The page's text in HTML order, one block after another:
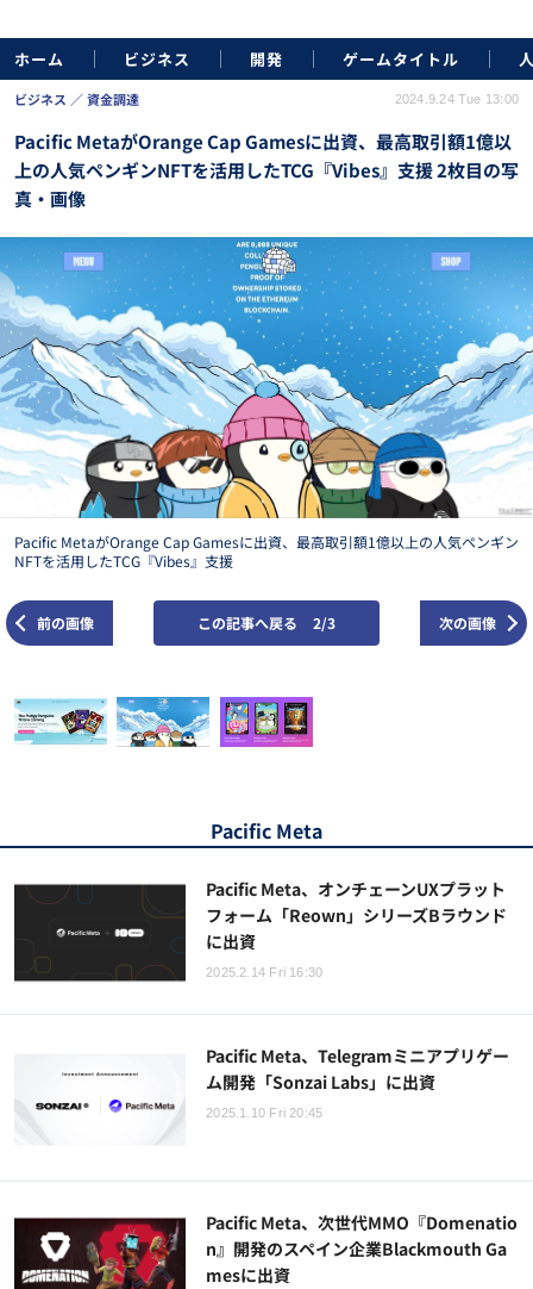
ホーム ビジネス 開発 ゲームタイトル
Pacific MetaがOrange Cap Gamesに出資、最高取引額1億以
上の人気ペンギンNFTを活用したTCG『Vibes』支援 2枚目の写
真・画像
ビジネス 資金調達 2024.9.24 Tue 13:00
Pacific MetaがOrange Cap Gamesに出資、最高取引額1億以上の人気ペンギン
NFTを活用したTCG『Vibes』支援
前の画像 次の画像
この記事へ戻る 2/3
Pacific Meta
Pacific Meta、オンチェーンUXプラット
フォーム「Reown」シリーズBラウンド
に出資
2025.2.14 Fri 16:30
Pacific Meta、Telegramミニアプリゲー
ム開発「Sonzai Labs」に出資
2025.1.10 Fri 20:45
Pacific Meta、次世代MMO『Domenatio
n』開発のスペイン企業Blackmouth Ga
mesに出資